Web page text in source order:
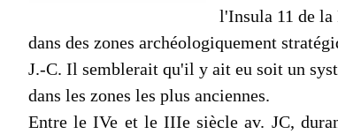
l'Insula 11 de la
dans des zones archéologiquement
J.-C. Il semblerait qu'il y ait eu soit un
dans les zones les plus anciennes.
Entre le IVe et le IIIe siècle av. JC,